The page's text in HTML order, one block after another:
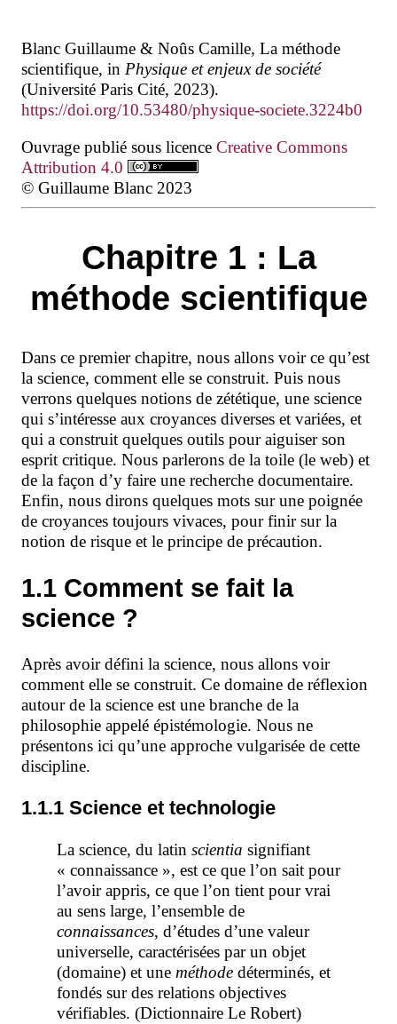
Blanc Guillaume & Noûs Camille, La méthode
scientifique, in Physique et enjeux de société
(Université Paris Cité, 2023).
https://doi.org/10.53480/physique-societe.3224b0
Ouvrage publié sous licence Creative Commons
Attribution 4.0
© Guillaume Blanc 2023
Chapitre 1 : La
méthode scientifique
Dans ce premier chapitre, nous allons voir ce qu’est
la science, comment elle se construit. Puis nous
verrons quelques notions de zététique, une science
qui s’intéresse aux croyances diverses et variées, et
qui a construit quelques outils pour aiguiser son
esprit critique. Nous parlerons de la toile (le web) et
de la façon d’y faire une recherche documentaire.
Enfin, nous dirons quelques mots sur une poignée
de croyances toujours vivaces, pour finir sur la
notion de risque et le principe de précaution.
1.1 Comment se fait la
science ?
Après avoir défini la science, nous allons voir
comment elle se construit. Ce domaine de réflexion
autour de la science est une branche de la
philosophie appelé épistémologie. Nous ne
présentons ici qu’une approche vulgarisée de cette
discipline.
1.1.1 Science et technologie
La science, du latin scientia signifiant
« connaissance », est ce que l’on sait pour
l’avoir appris, ce que l’on tient pour vrai
au sens large, l’ensemble de
connaissances, d’études d’une valeur
universelle, caractérisées par un objet
(domaine) et une méthode déterminés, et
fondés sur des relations objectives
vérifiables. (Dictionnaire Le Robert)